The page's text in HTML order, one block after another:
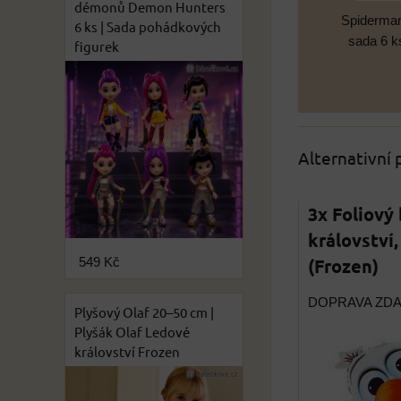
sada 6
Alternativní
3x Foliový
království,
(Frozen)
DOPRAVA
démonů Demon Hunters
6 ks | Sada pohádkových
figurek
549 Kč
Plyšový Olaf 20–50 cm |
Plyšák Olaf Ledové
království Frozen